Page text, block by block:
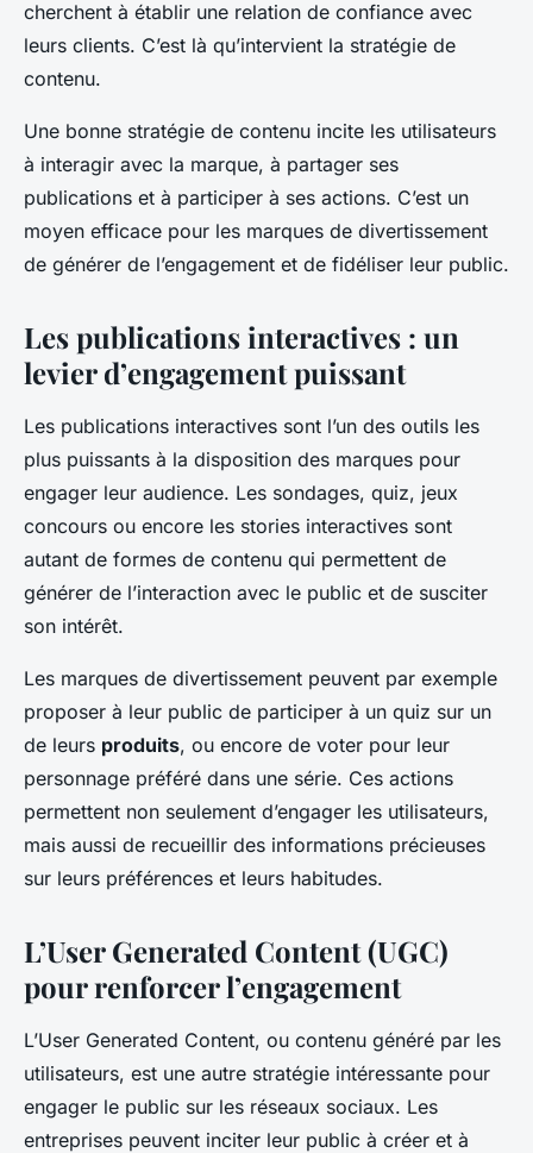
cherchent à établir une relation de confiance avec
leurs clients. C’est là qu’intervient la stratégie de
contenu.
Une bonne stratégie de contenu incite les utilisateurs
à interagir avec la marque, à partager ses
publications et à participer à ses actions. C’est un
moyen efficace pour les marques de divertissement
de générer de l’engagement et de fidéliser leur public.
Les publications interactives : un
levier d’engagement puissant
Les publications interactives sont l’un des outils les
plus puissants à la disposition des marques pour
engager leur audience. Les sondages, quiz, jeux
concours ou encore les stories interactives sont
autant de formes de contenu qui permettent de
générer de l’interaction avec le public et de susciter
son intérêt.
Les marques de divertissement peuvent par exemple
proposer à leur public de participer à un quiz sur un
de leurs produits, ou encore de voter pour leur
personnage préféré dans une série. Ces actions
permettent non seulement d’engager les utilisateurs,
mais aussi de recueillir des informations précieuses
sur leurs préférences et leurs habitudes.
L’User Generated Content (UGC)
pour renforcer l’engagement
L’User Generated Content, ou contenu généré par les
utilisateurs, est une autre stratégie intéressante pour
engager le public sur les réseaux sociaux. Les
entreprises peuvent inciter leur public à créer et à